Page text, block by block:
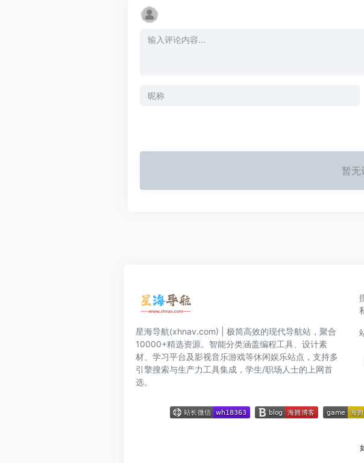
暂无
星海导航(xhnav.com) | 极简高效的现代导航站，聚合
10000+精选资源。智能分类涵盖编程工具、设计素
材、学习平台及影视音乐游戏等休闲娱乐站点，支持多
引擎搜索与生产力工具集成，学生/职场人士的上网首
选。